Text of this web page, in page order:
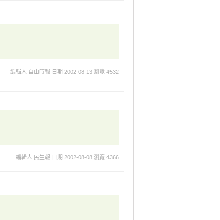
編輯人 自由時報 日期 2002-08-13 瀏覽 4532
編輯人 民生報 日期 2002-08-08 瀏覽 4366